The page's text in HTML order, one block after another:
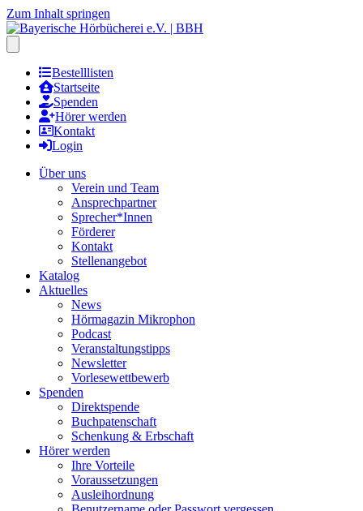
Zum Inhalt springen
Bestelllisten
Startseite
Spenden
Hörer werden
Kontakt
Login
Über uns
Verein und Team
Ansprechpartner
Sprecher*Innen
Förderer
Kontakt
Stellenangebot
Katalog
Aktuelles
News
Hörmagazin Mikrophon
Podcast
Veranstaltungstipps
Newsletter
Vorlesewettbewerb
Spenden
Direktspende
Buchpatenschaft
Schenkung & Erbschaft
Hörer werden
Ihre Vorteile
Voraussetzungen
Ausleihordnung